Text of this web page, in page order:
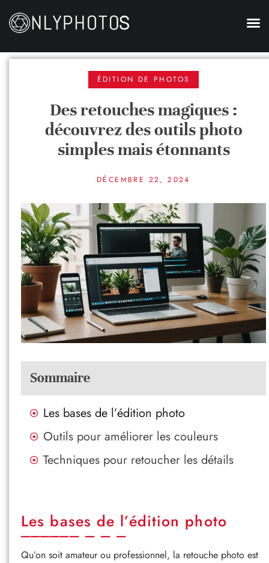
ÉDITION DE PHOTOS
Des retouches magiques :
découvrez des outils photo
simples mais étonnants
DÉCEMBRE 22, 2024
Sommaire
Les bases de l’édition photo
Outils pour améliorer les couleurs
Techniques pour retoucher les détails
Les bases de l’édition photo
Qu’on soit amateur ou professionnel, la retouche photo est